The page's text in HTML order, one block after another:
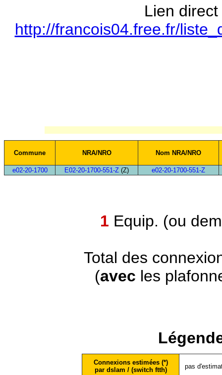
Lien
http://francois04.free.fr/
Commune NRA/NRO Nom NRA/NRO
e02-20-1700 E02-20-1700-551-Z (Z) e02-20-1700-551-Z
1 Equip. (ou
Total des
(avec les
Connexions estimées (*)
par dslam / (switch ftth)
pas